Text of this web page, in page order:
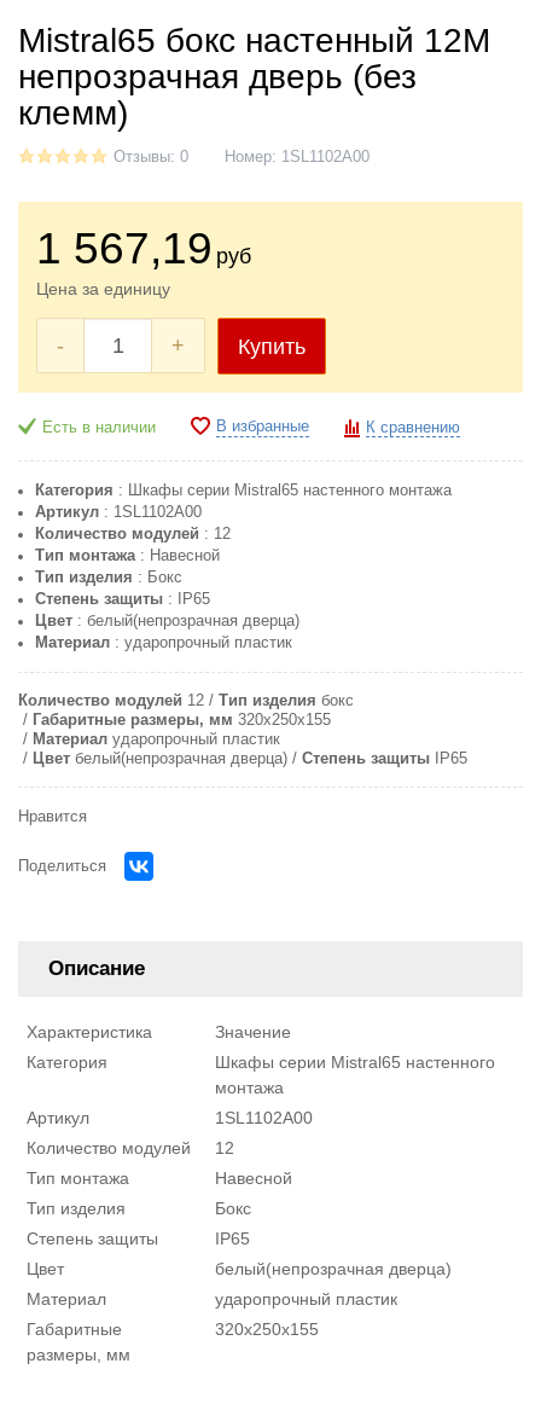
Mistral65 бокс настенный 12М
непрозрачная дверь (без
клемм)
Отзывы: 0 Номер: 1SL1102A00
1 567,19 руб
Цена за единицу
- + Купить
Есть в наличии В избранные К сравнению
Категория : Шкафы серии Mistral65 настенного монтажа
Артикул: 1SL1102A00
Количество модулей : 12
Тип монтажа: Навесной
Тип изделия : Бокс
Степень защиты: IP65
Цвет: белый(непрозрачная дверца)
Материал: ударопрочный пластик
Количество модулей 12 Тип изделия бокс
Габаритные размеры, мм 320х250х155
Материал ударопрочный пластик
Цвет белый(непрозрачная дверца) Степень защиты IP65
Нравится
Поделиться
Описание
Характеристика
Значение
Категория
Шкафы серии Mistral65 настенного
монтажа
Артикул
1SL1102A00
Количество модулей
12
Тип монтажа
Навесной
Тип изделия
Бокс
Степень защиты
IP65
Цвет
белый(непрозрачная дверца)
Материал
ударопрочный пластик
Габаритные
размеры, мм
320х250х155